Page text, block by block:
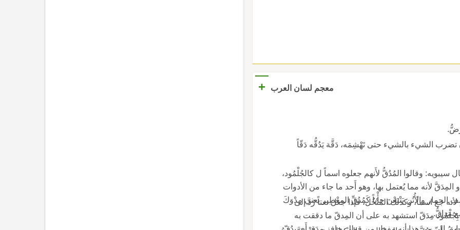
معجم لسان العرب +
الشيء بالشيء حتى تَهْشِمَه، دَقَّة يَدُقُّه دَقّاً
وقالوا المُدُقُّ لأَنهم جعلوه اسماً ل كالجُلْمُود،
لأنه مما يُعتمل بها، وهو أَحد ما جاء من الأدوات
الحِمار والأُتُن يَتْبَعْنَ جأْباً كَمُدُقِّ المِعْطِير يعني مِدْوَكَ
مَداقُّ.
جع اسماً، وكذلك المُنْخُل، فإذا جعل نعتاً رُدَّ إلى
بِجُلْمُود مِدَقّ استشهد به على أن المِدقّ ما دققت به